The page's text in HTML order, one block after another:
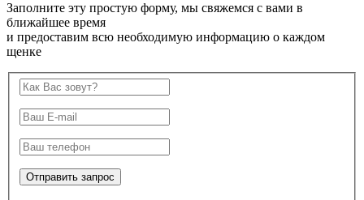
Заполните эту простую форму, мы свяжемся с вами в
ближайшее время
и предоставим всю необходимую информацию о каждом
щенке